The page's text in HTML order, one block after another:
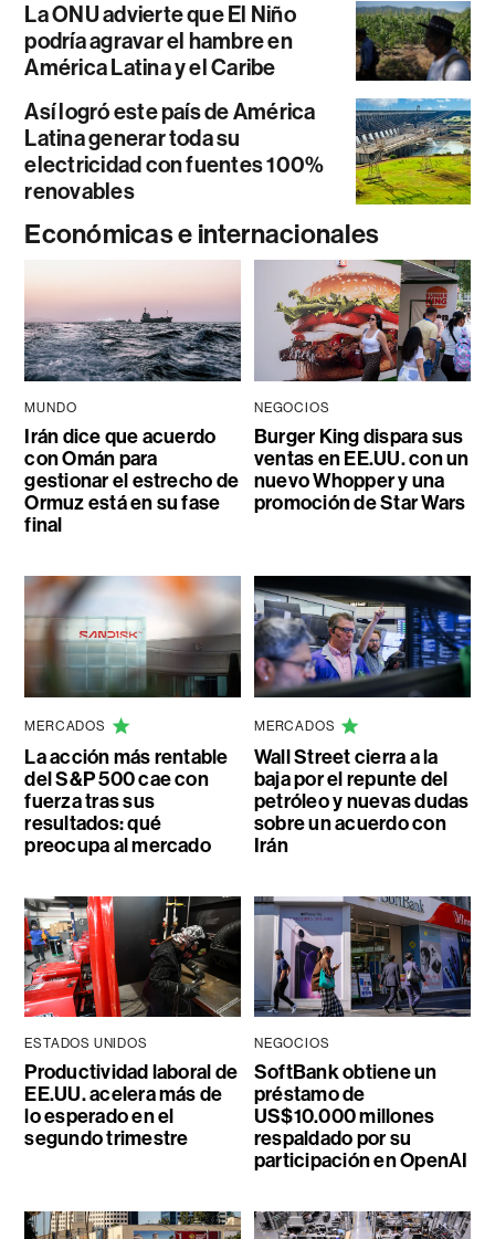
La ONU advierte que El Niño
podría agravar el hambre en
América Latina y el Caribe
Así logró este país de América
Latina generar toda su
electricidad con fuentes 100%
renovables
Económicas e internacionales
MUNDO
Irán dice que acuerdo
con Omán para
gestionar el estrecho de
Ormuz está en su fase
final
NEGOCIOS
Burger King dispara sus
ventas en EE.UU. con un
nuevo Whopper y una
promoción de Star Wars
MERCADOS
La acción más rentable
del S&P 500 cae con
fuerza tras sus
resultados: qué
preocupa al mercado
MERCADOS
Wall Street cierra a la
baja por el repunte del
petróleo y nuevas dudas
sobre un acuerdo con
Irán
ESTADOS UNIDOS
Productividad laboral de
EE.UU. acelera más de
lo esperado en el
segundo trimestre
NEGOCIOS
SoftBank obtiene un
préstamo de
US$10.000 millones
respaldado por su
participación en OpenAI